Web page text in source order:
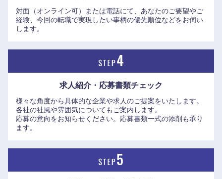
対面（オンライン可）または電話にて、あなたのご要望やご
経験、今回の転職で実現したい事柄の優先順位などをお伺い
します。
求人紹介・応募書類チェック
様々な角度から具体的な企業や求人のご提案をいたします。
各社の社風や雰囲気についてもご案内します。
応募の意向をお知らせください。応募書類一式の添削も承り
ます。